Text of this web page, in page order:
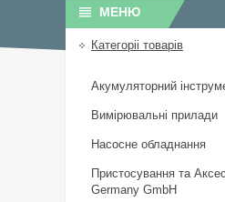
Категоріі товарів
Акумуляторний
Вимірювальні прилади
Насосне обладнання
Пристосування та
Germany GmbH